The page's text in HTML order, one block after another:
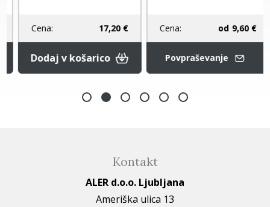
Cena: 17,20 €
Dodaj v košarico
Cena: od 9,60 €
Povpraševanje
Kontakt
ALER d.o.o. Ljubljana
Ameriška ulica 13